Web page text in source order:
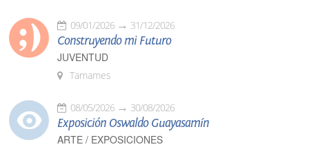
09/01/2026 31/12/2026
Construyendo mi Futuro
JUVENTUD
Tamames
08/05/2026 30/08/2026
Exposición Oswaldo Guayasamín
ARTE / EXPOSICIONES